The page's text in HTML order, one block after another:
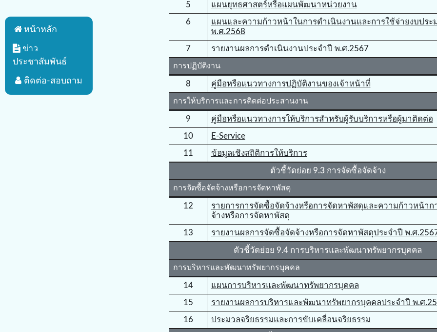
5 แผนยุทธศาสตร์หรือแผนพัฒนาหน่วยงาน
6
แผนและความก้าวหน้าในการดำเนินงานและการใช้จ่ายงบประ
พ.ศ.2568
7 รายงานผลการดำเนินงานประจำปี พ.ศ.2567
การปฏิบัติงาน
8 คู่มือหรือแนวทางการปฏิบัติงานของเจ้าหน้าที่
การให้บริการและการติดต่อประสานงาน
9 คู่มือหรือแนวทางการให้บริการสําหรับผู้รับบริการหรือผู้มาติดต่อ
10 E-Service
11 ข้อมูลเชิงสถิติการให้บริการ
ตัวชี้วัดย่อย 9.3 การจัดซื้อจัดจ้าง
การจัดซื้อจัดจ้างหรือการจัดหาพัสดุ
12
รายการการจัดซื้อจัดจ้างหรือการจัดหาพัสดุและความก้าวหน้าก
จ้างหรือการจัดหาพัสดุ
13 รายงานผลการจัดซื้อจัดจ้างหรือการจัดหาพัสดุประจําปี พ.ศ
ตัวชี้วัดย่อย 9.4 การบริหารและพัฒนาทรัพยากรบุคคล
การบริหารและพัฒนาทรัพยากรบุคคล
14 แผนการบริหารและพัฒนาทรัพยากรบุคคล
15 รายงานผลการบริหารและพัฒนาทรัพยากรบุคคลประจําปี พ.ศ
16 ประมวลจริยธรรมและการขับเคลื่อนจริยธรรม
หน้าหลัก
ข่าว
ประชาสัมพันธ์
ติดต่อ-สอบถาม